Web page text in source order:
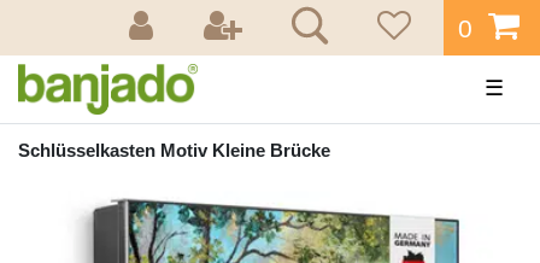
0
☰
Schlüsselkasten Motiv Kleine Brücke